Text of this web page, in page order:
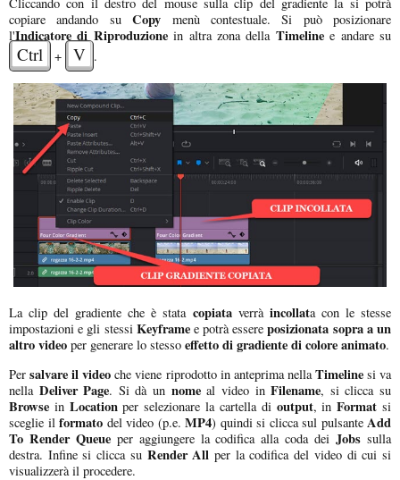
copiare andando suCopy menù contestuale. Si può posizionare
l'Indicatore di Riproduzionein altra zona della Timelinee andare su
Ctrl + V .
La clip del gradiente che è stata copiataverrà incollata con le stesse
impostazioni e gli stessiKeyframee potrà essereposizionata sopra a un
altro video per generare lo stesso effetto di gradiente di colore animato.
Persalvare il video che viene riprodotto in anteprima nella Timeline si va
nellaDeliver Page. Si dà un nomeal video inFilename, si clicca su
Browse inLocationper selezionare la cartella di output, in Format si
sceglie il formato del video (p.e. MP4) quindi si clicca sul pulsante Add
To Render Queueper aggiungere la codifica alla coda dei Jobs sulla
destra. Infine si clicca su Render All per la codifica del video di cui si
visualizzerà il procedere.